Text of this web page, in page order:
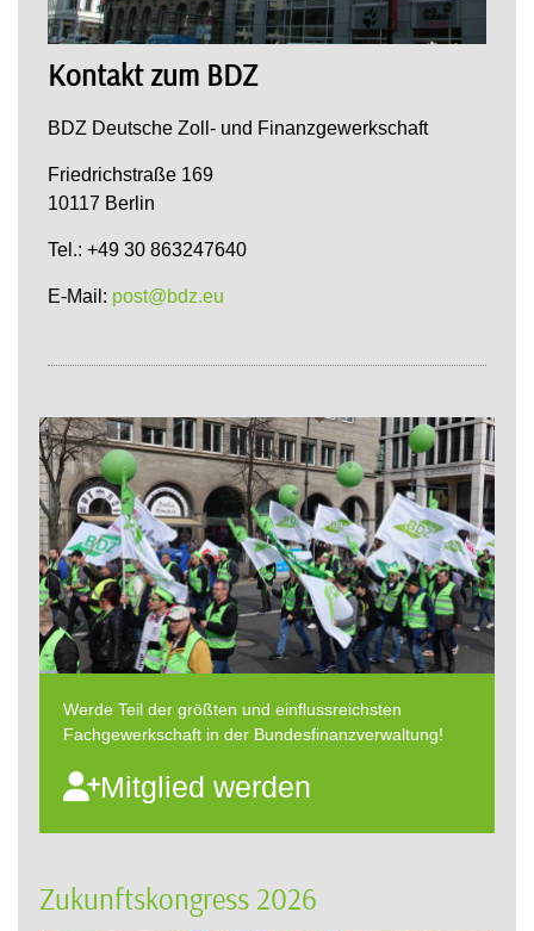
Kontakt zum BDZ
BDZ Deutsche Zoll- und Finanzgewerkschaft
Friedrichstraße 169
10117 Berlin
Tel.: +49 30 863247640
E-Mail: post@bdz.eu
Werde Teil der größten und einflussreichsten
Fachgewerkschaft in der Bundesfinanzverwaltung!
Mitglied werden
Zukunftskongress 2026